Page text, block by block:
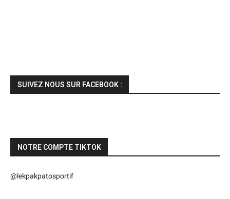
SUIVEZ NOUS SUR FACEBOOK :
NOTRE COMPTE TIKTOK
@lekpakpatosportif